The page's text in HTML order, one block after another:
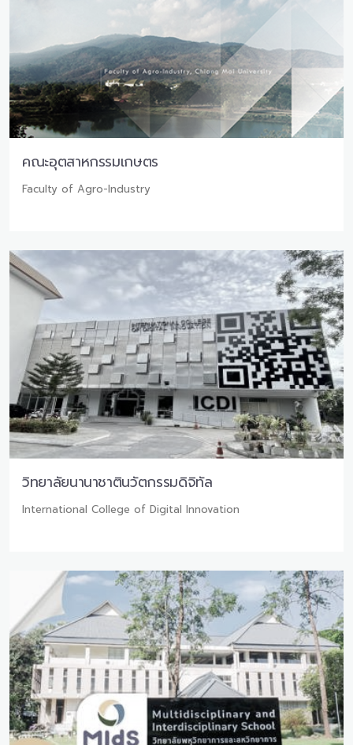
คณะอุตสาหกรรมเกษตร
Faculty of Agro-Industry
วิทยาลัยนานาชาตินวัตกรรมดิจิทัล
International College of Digital Innovation